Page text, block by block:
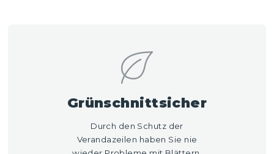
Grünschnittsicher
Durch den Schutz der
Verandazeilen haben Sie nie